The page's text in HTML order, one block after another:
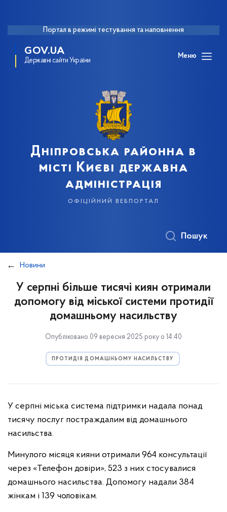
Портал в режимі тестування та наповнення
GOV.UA
Державні сайти України
Меню
Дніпровська районна в
місті Києві державна
адміністрація
офіційний вебпортал
Пошук
Новини
У серпні більше тисячі киян отримали
допомогу від міської системи протидії
домашньому насильству
Опубліковано 09 вересня 2025 року о 14:40
ПРОТИДІЯ ДОМАШНЬОМУ НАСИЛЬСТВУ
У серпні міська система підтримки надала понад
тисячу послуг постраждалим від домашнього
насильства.
Минулого місяця кияни отримали 964 консультації
через «Телефон довіри», 523 з них стосувалися
домашнього насильства. Допомогу надали 384
жінкам і 139 чоловікам.